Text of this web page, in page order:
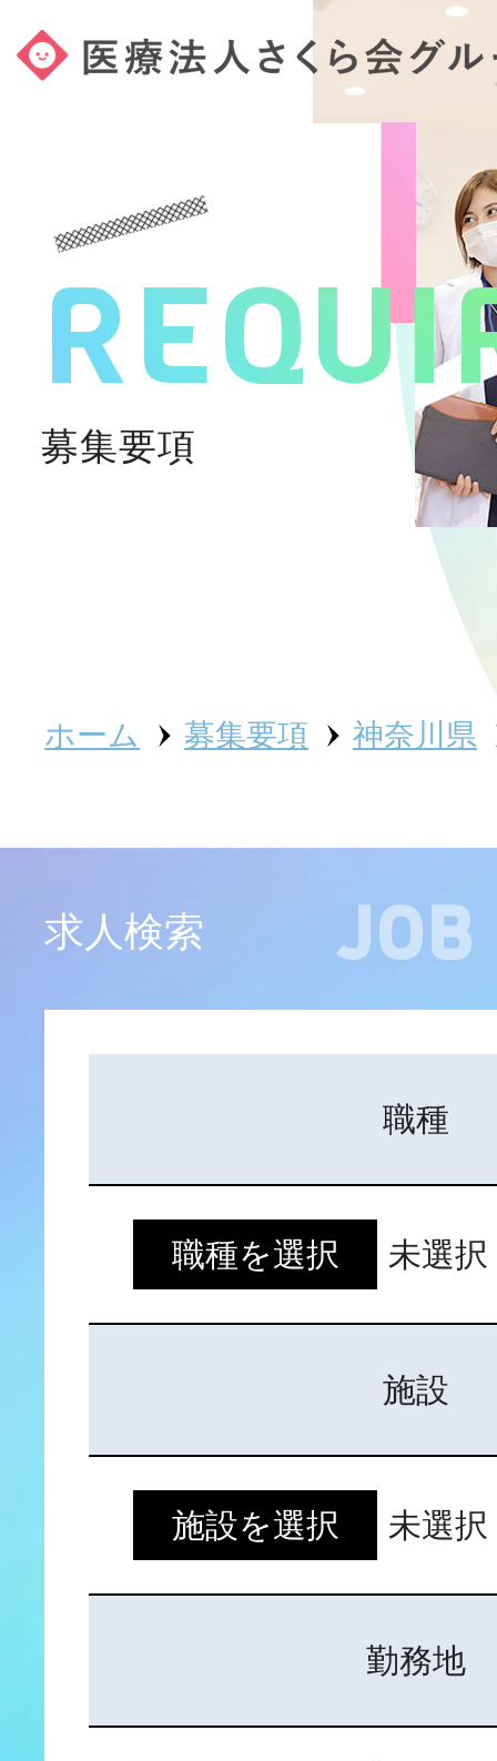
募集要項
ホーム 募集要項 神奈川県
求人検索 JOB
職種
職種を選択 未選択
施設
施設を選択 未選択
勤務地
ホーム
教育サポート体制
勤務地一覧
子育て中の方へ
大学生・短大・専門